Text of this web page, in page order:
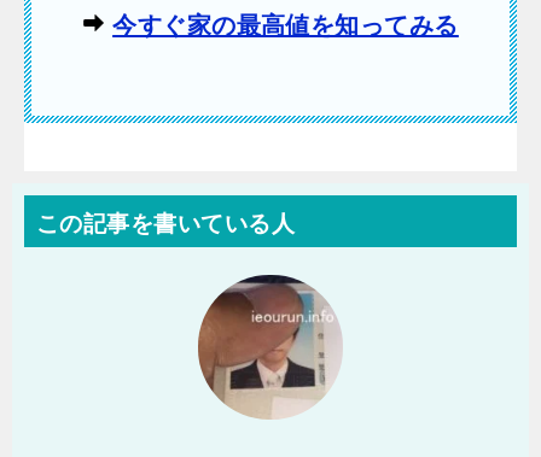
今すぐ家の最高値を知ってみる
この記事を書いている人